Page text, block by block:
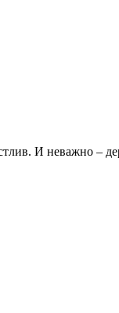
И неважно –